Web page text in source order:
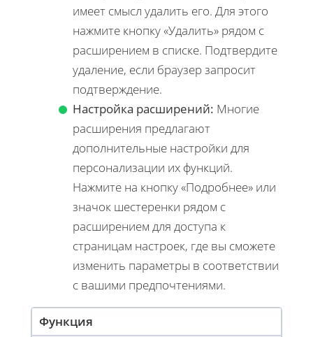
имеет смысл удалить его. Для этого
нажмите кнопку «Удалить» рядом с
расширением в списке. Подтвердите
удаление, если браузер запросит
подтверждение.
Настройка расширений: Многие
расширения предлагают
дополнительные настройки для
персонализации их функций.
Нажмите на кнопку «Подробнее» или
значок шестеренки рядом с
расширением для доступа к
страницам настроек, где вы сможете
изменить параметры в соответствии
с вашими предпочтениями.
Функция